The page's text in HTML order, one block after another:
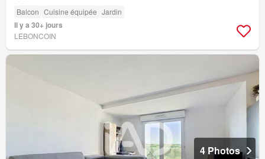
Balcon Cuisine équipée Jardin
Il y a 30+ jours
LEBONCOIN
4 Photos